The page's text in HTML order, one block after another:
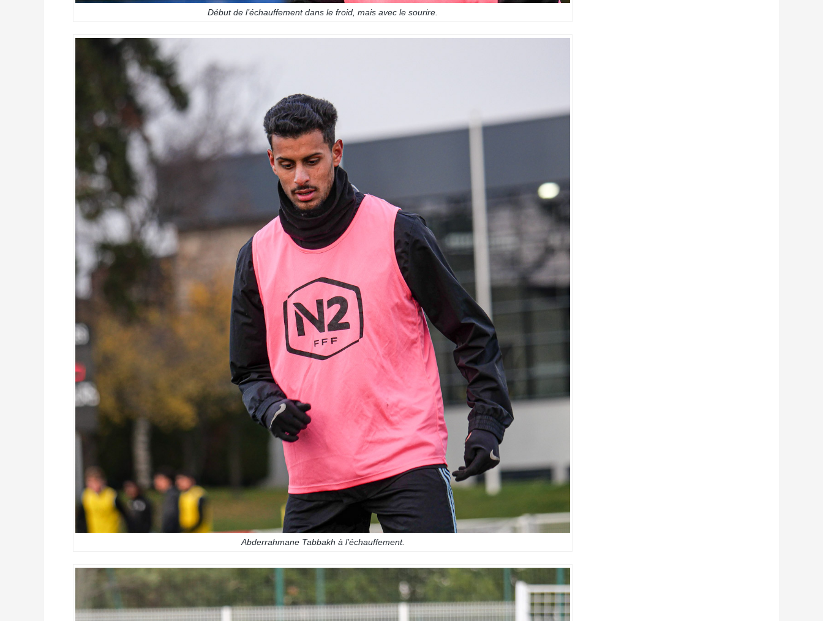
Début de l’échauffement dans le froid, mais avec le sourire.
Abderrahmane Tabbakh à l’échauffement.